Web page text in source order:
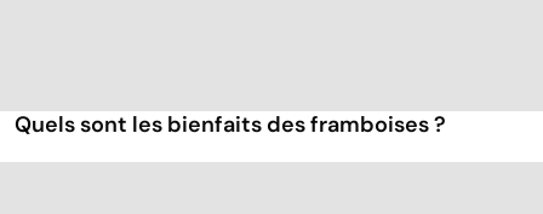
Quels sont les bienfaits des framboises ?